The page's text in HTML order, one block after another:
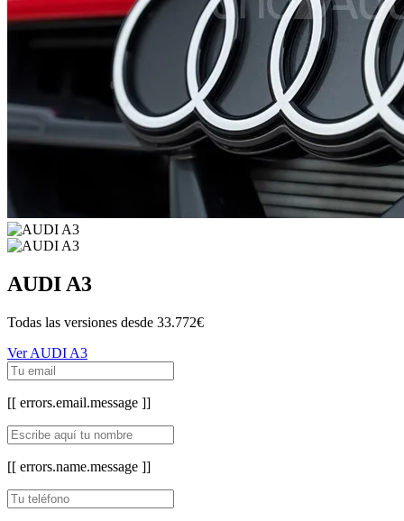
AUDI A3
Todas las versiones desde 33.772€
Ver AUDI A3
[[ errors.email.message ]]
[[ errors.name.message ]]